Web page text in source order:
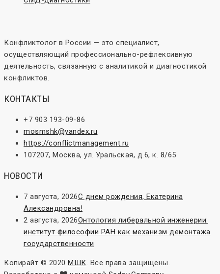
Конфликтолог в России — это специалист,
осуществляющий профессионально-рефлексивную
деятельность, связанную с аналитикой и диагностикой
конфликтов.
КОНТАКТЫ
+7 903 193-09-86
mosmshk@yandex.ru
https://conflictmanagement.ru
107207, Москва, ул. Уральская, д.6, к. 8/65
НОВОСТИ
7 августа, 2026С днем рождения, Екатерина
Александровна!
2 августа, 2026Онтология либеральной инженерии:
институт философии РАН как механизм демонтажа
государственности
Копирайт © 2020 МШК. Все права защищены.